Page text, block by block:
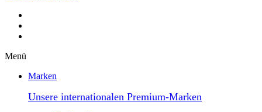
Menü
Marken
Unsere internationalen Premium-Marken